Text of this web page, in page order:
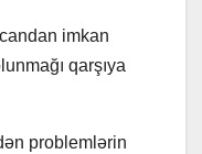
imkan
qarşıya
problemlərin